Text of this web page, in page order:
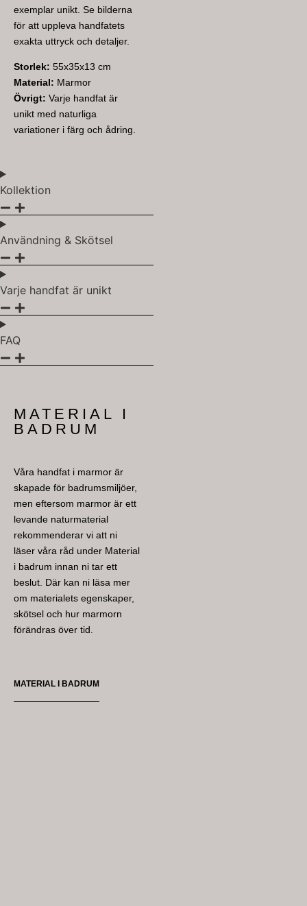
exemplar unikt. Se bilderna
för att uppleva handfatets
exakta uttryck och detaljer.
Storlek: 55x35x13 cm
Material: Marmor
Övrigt: Varje handfat är
unikt med naturliga
variationer i färg och ådring.
Kollektion
Användning & Skötsel
Varje handfat är unikt
FAQ
MATERIAL I
BADRUM
Våra handfat i marmor är
skapade för badrumsmiljöer,
men eftersom marmor är ett
levande naturmaterial
rekommenderar vi att ni
läser våra råd under Material
i badrum innan ni tar ett
beslut. Där kan ni läsa mer
om materialets egenskaper,
skötsel och hur marmorn
förändras över tid.
MATERIAL I BADRUM